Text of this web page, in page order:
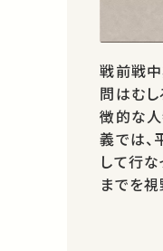
戦前戦
問はむ
徴的な
義では、
して行
までを視